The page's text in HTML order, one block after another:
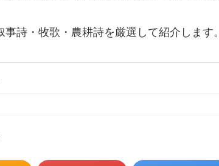
詩・牧歌・農耕詩を厳選して紹介します。